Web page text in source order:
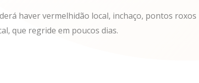
haver vermelhidão local, inchaço, pontos roxos
que regride em poucos dias.